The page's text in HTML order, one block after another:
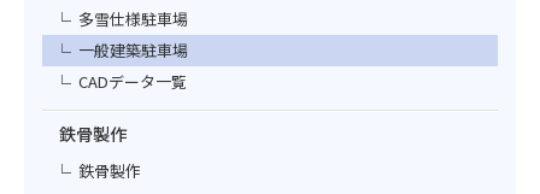
多雪仕様駐車場
一般建築駐車場
CADデータ一覧
鉄骨製作
鉄骨製作